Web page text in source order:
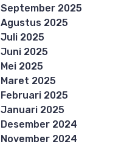
September 2025
Agustus 2025
Juli 2025
Juni 2025
Mei 2025
Maret 2025
Februari 2025
Januari 2025
Desember 2024
November 2024